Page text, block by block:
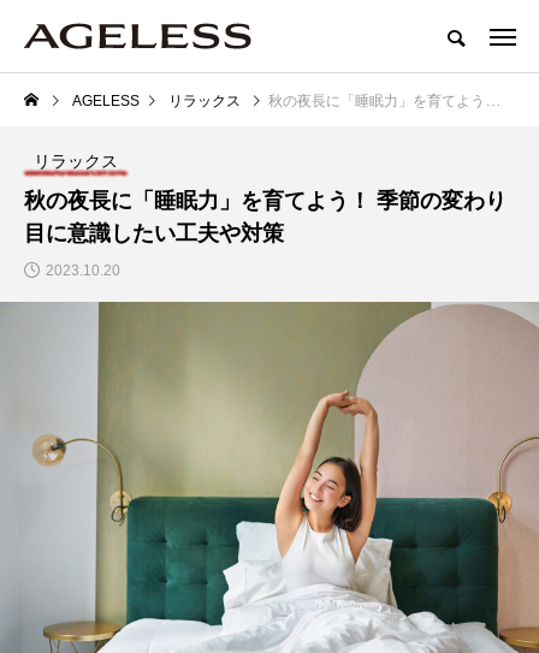
AGELESS リラックス 秋の夜長に「睡眠力」を育てよう！ 季節の変わり目に意識したい工夫や対策
リラックス
秋の夜長に「睡眠力」を育てよう！ 季節の変わり
目に意識したい工夫や対策
2023.10.20